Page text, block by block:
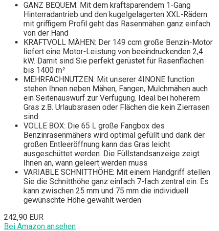
GANZ BEQUEM: Mit dem kraftsparendem 1-Gang
Hinterradantrieb und den kugelgelagerten XXL-Rädern
mit griffigem Profil geht das Rasenmähen ganz einfach
von der Hand
KRAFTVOLL MÄHEN: Der 149 ccm große Benzin-Motor
liefert eine Motor-Leistung von beeindruckenden 2,4
kW. Damit sind Sie perfekt gerüstet für Rasenflächen
bis 1400 m²
MEHRFACHNUTZEN: Mit unserer 4INONE function
stehen Ihnen neben Mähen, Fangen, Mulchmähen auch
ein Seitenauswurf zur Verfügung. Ideal bei höherem
Gras z.B. Urlaubsrasen oder Flächen die kein Zierrasen
sind
VOLLE BOX: Die 65 L große Fangbox des
Benzinrasenmähers wird optimal gefüllt und dank der
großen Entleeröffnung kann das Gras leicht
ausgeschüttet werden. Die Füllstandsanzeige zeigt
Ihnen an, wann geleert werden muss
VARIABLE SCHNITTHÖHE: Mit einem Handgriff stellen
Sie die Schnitthöhe ganz einfach 7-fach zentral ein. Es
kann zwischen 25 mm und 75 mm die individuell
gewünschte Höhe gewählt werden
242,90 EUR
Bei Amazon ansehen